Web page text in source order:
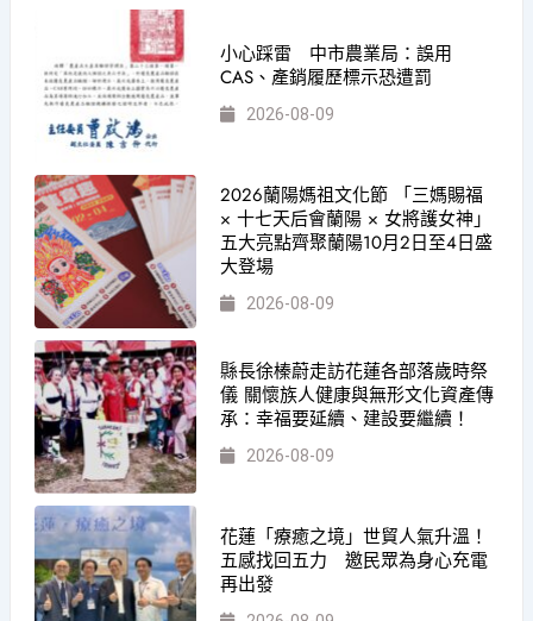
小心踩雷 中市農業局：誤用
CAS、產銷履歷標示恐遭罰
2026-08-09
2026蘭陽媽祖文化節 「三媽賜福
× 十七天后會蘭陽 × 女將護女神」
五大亮點齊聚蘭陽10月2日至4日盛
大登場
2026-08-09
縣長徐榛蔚走訪花蓮各部落歲時祭
儀 關懷族人健康與無形文化資產傳
承：幸福要延續、建設要繼續！
2026-08-09
花蓮「療癒之境」世貿人氣升溫！
五感找回五力 邀民眾為身心充電
再出發